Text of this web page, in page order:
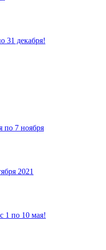
декабря!
по 7 ноября
2021
1 по 10 мая!